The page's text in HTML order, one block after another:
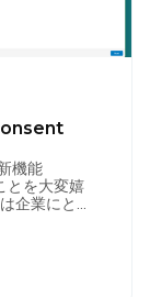
機能
とを大変嬉
企業にとっ